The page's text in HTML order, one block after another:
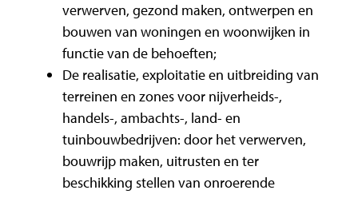
verwerven, gezond maken, ontwerpen en
bouwen van woningen en woonwijken in
functie van de behoeften;
De realisatie, exploitatie en uitbreiding van
terreinen en zones voor nijverheids-,
handels-, ambachts-, land- en
tuinbouwbedrijven: door het verwerven,
bouwrijp maken, uitrusten en ter
beschikking stellen van onroerende